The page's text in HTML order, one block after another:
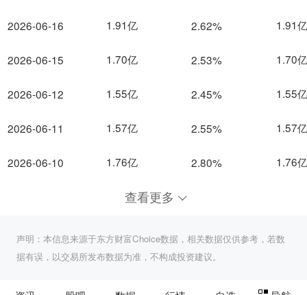
2026-06-16
2026-06-15
2026-06-12
2026-06-11
2026-06-10
1.91亿 2.62% 1.91亿
1.70亿 2.53% 1.70亿
1.55亿 2.45% 1.55亿
1.57亿 2.55% 1.57亿
1.76亿 2.80% 1.76亿
查看更多
声明：本信息来源于东方财富Choice数据，相关数据仅供参考，若数
据有误，以交易所发布数据为准，不构成投资建议。